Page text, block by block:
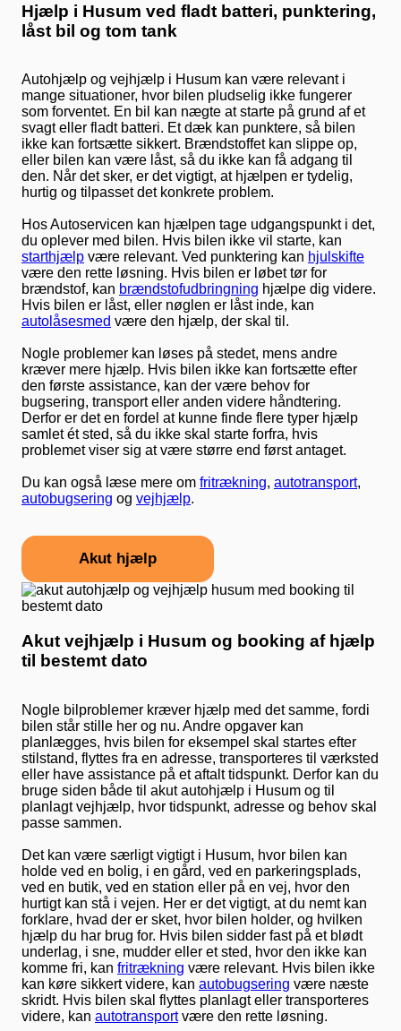
Hjælp i Husum ved fladt batteri, punktering,
låst bil og tom tank
Autohjælp og vejhjælp i Husum kan være relevant i
mange situationer, hvor bilen pludselig ikke fungerer
som forventet. En bil kan nægte at starte på grund af et
svagt eller fladt batteri. Et dæk kan punktere, så bilen
ikke kan fortsætte sikkert. Brændstoffet kan slippe op,
eller bilen kan være låst, så du ikke kan få adgang til
den. Når det sker, er det vigtigt, at hjælpen er tydelig,
hurtig og tilpasset det konkrete problem.
Hos Autoservicen kan hjælpen tage udgangspunkt i det,
du oplever med bilen. Hvis bilen ikke vil starte, kan
starthjælp være relevant. Ved punktering kan hjulskifte
være den rette løsning. Hvis bilen er løbet tør for
brændstof, kan brændstofudbringning hjælpe dig videre.
Hvis bilen er låst, eller nøglen er låst inde, kan
autolåsesmed være den hjælp, der skal til.
Nogle problemer kan løses på stedet, mens andre
kræver mere hjælp. Hvis bilen ikke kan fortsætte efter
den første assistance, kan der være behov for
bugsering, transport eller anden videre håndtering.
Derfor er det en fordel at kunne finde flere typer hjælp
samlet ét sted, så du ikke skal starte forfra, hvis
problemet viser sig at være større end først antaget.
Du kan også læse mere om fritrækning, autotransport,
autobugsering og vejhjælp.
Akut hjælp
Akut vejhjælp i Husum og booking af hjælp
til bestemt dato
Nogle bilproblemer kræver hjælp med det samme, fordi
bilen står stille her og nu. Andre opgaver kan
planlægges, hvis bilen for eksempel skal startes efter
stilstand, flyttes fra en adresse, transporteres til værksted
eller have assistance på et aftalt tidspunkt. Derfor kan du
bruge siden både til akut autohjælp i Husum og til
planlagt vejhjælp, hvor tidspunkt, adresse og behov skal
passe sammen.
Det kan være særligt vigtigt i Husum, hvor bilen kan
holde ved en bolig, i en gård, ved en parkeringsplads,
ved en butik, ved en station eller på en vej, hvor den
hurtigt kan stå i vejen. Her er det vigtigt, at du nemt kan
forklare, hvad der er sket, hvor bilen holder, og hvilken
hjælp du har brug for. Hvis bilen sidder fast på et blødt
underlag, i sne, mudder eller et sted, hvor den ikke kan
komme fri, kan fritrækning være relevant. Hvis bilen ikke
kan køre sikkert videre, kan autobugsering være næste
skridt. Hvis bilen skal flyttes planlagt eller transporteres
videre, kan autotransportvære den rette løsning.